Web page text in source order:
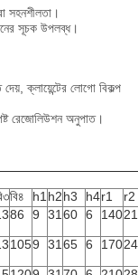
সহনশীলতা।
সূচক উপলব্ধ।
ক্লায়েন্টের লোগো বিকল্প
রেজোলিউশন অনুপাত।
বি৪ h1h2h3 h4r1 r2
86 9 3160 6 140
1059 3165 6 170